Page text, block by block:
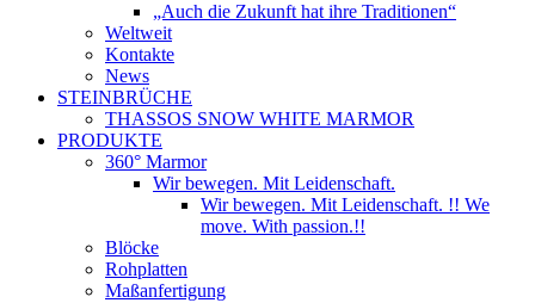
„Auch die Zukunft hat ihre Traditionen“
Weltweit
Kontakte
News
STEINBRÜCHE
THASSOS SNOW WHITE MARMOR
PRODUKTE
360° Marmor
Wir bewegen. Mit Leidenschaft.
Wir bewegen. Mit Leidenschaft. !! We
move. With passion.!!
Blöcke
Rohplatten
Maßanfertigung